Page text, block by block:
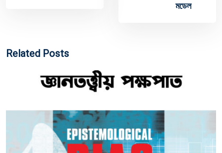
মডেল
Related Posts